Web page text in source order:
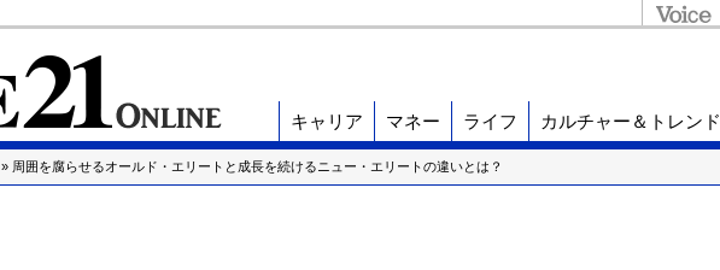
キャリア マネー ライフ カルチャー＆トレンド
» 周囲を腐らせるオールド・エリートと成長を続けるニュー・エリートの違いとは？